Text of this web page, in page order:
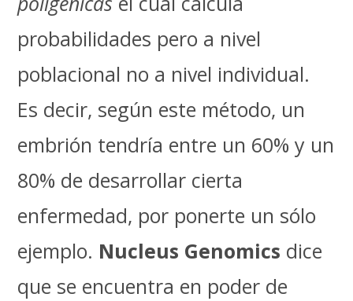
probabilidades pero a nivel
poblacional no a nivel individual.
Es decir, según este método, un
embrión tendría entre un 60% y un
80% de desarrollar cierta
enfermedad, por ponerte un sólo
ejemplo. Nucleus Genomics dice
que se encuentra en poder de